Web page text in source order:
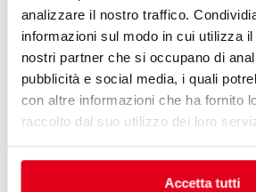
analizzare il nostro traffico.
informazioni sul modo in cui utilizza
nostri partner che si occupano di
pubblicità e social media, i quali
con altre informazioni che ha fornito
raccolto dal suo utilizzo dei loro
Accetta tutti
Бесконечная серия решений для
запросов рынка. Универсальные
разными характеристиками
мощности.